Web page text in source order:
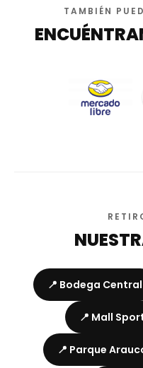
TAMBIÉN
📍 Bodega Central
📍 Mall
📍 Parque